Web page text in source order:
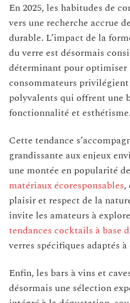
En 2025, les habitudes de
vers une recherche accrue
durable. L’impact de la
du verre est désormais
déterminant pour
consommateurs
polyvalents qui offrent une
fonctionnalité et esthétisme.
Cette tendance
grandissante aux enjeux
une montée en popularité
matériaux écoresponsables,
plaisir et respect de la
invite les amateurs à
tendances cocktails à base
verres spécifiques adaptés
Enfin, les bars à vins et
désormais une sélection